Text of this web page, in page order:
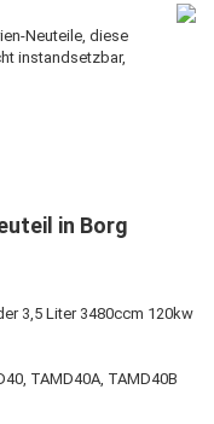
Neuteile, diese
instandsetzbar,
in Borg
3,5 Liter 3480ccm 120kw
TAMD40A, TAMD40B